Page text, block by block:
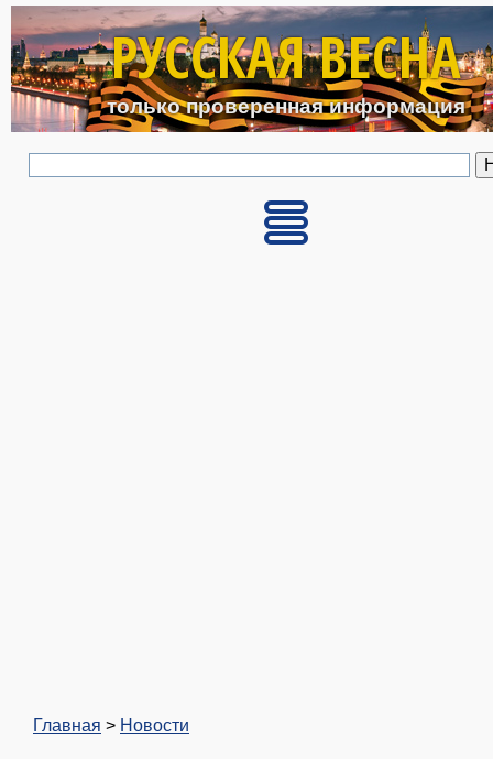
Перейти к основному
РУССКАЯ ВЕСНА
только проверенная информация
Главная > Новости